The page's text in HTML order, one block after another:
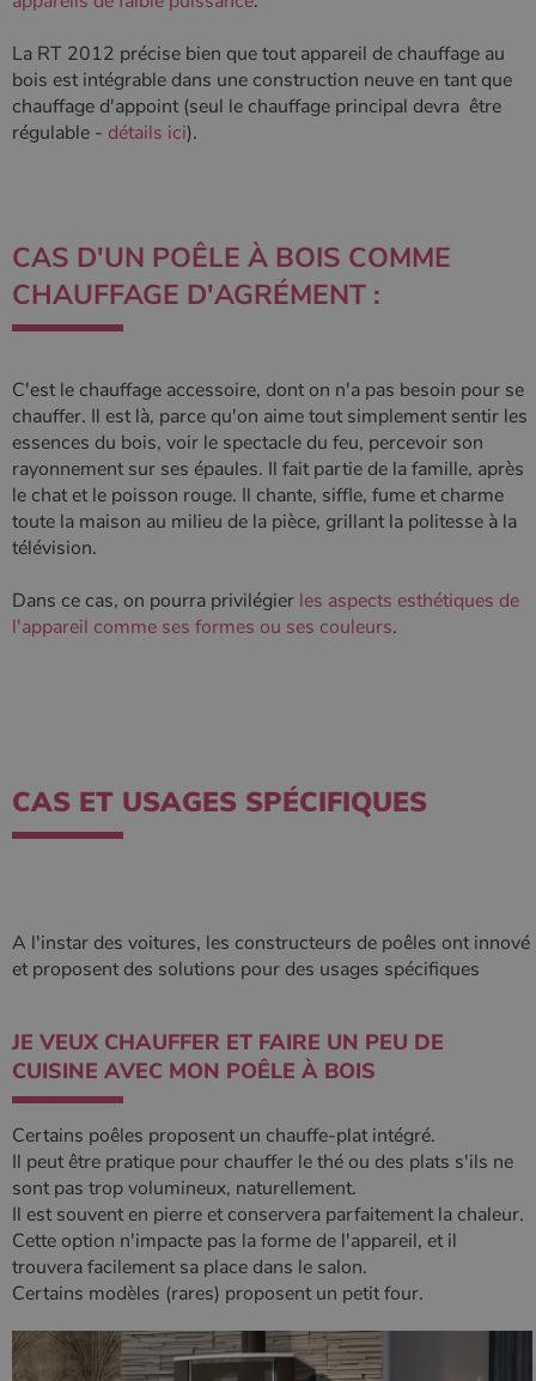
La RT 2012 précise bien que tout appareil de chauffage au
bois est intégrable dans une construction neuve en tant que
chauffage d'appoint (seul le chauffage principal devra être
régulable - détails ici).
CAS D'UN POÊLE À BOIS COMME
CHAUFFAGE D'AGRÉMENT :
C'est le chauffage accessoire, dont on n'a pas besoin pour se
chauffer. Il est là, parce qu'on aime tout simplement sentir les
essences du bois, voir le spectacle du feu, percevoir son
rayonnement sur ses épaules. Il fait partie de la famille, après
le chat et le poisson rouge. Il chante, siffle, fume et charme
toute la maison au milieu de la pièce, grillant la politesse à la
télévision.
Dans ce cas, on pourra privilégier les aspects esthétiques de
l'appareil comme ses formes ou ses couleurs.
CAS ET USAGES SPÉCIFIQUES
A l'instar des voitures, les constructeurs de poêles ont innové
et proposent des solutions pour des usages spécifiques
JE VEUX CHAUFFER ET FAIRE UN PEU DE
CUISINE AVEC MON POÊLE À BOIS
Certains poêles proposent un chauffe-plat intégré.
Il peut être pratique pour chauffer le thé ou des plats s'ils ne
sont pas trop volumineux, naturellement.
Il est souvent en pierre et conservera parfaitement la chaleur.
Cette option n'impacte pas la forme de l'appareil, et il
trouvera facilement sa place dans le salon.
Certains modèles (rares) proposent un petit four.